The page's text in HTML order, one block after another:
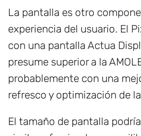
La pantalla es otro
experiencia del usuario. El
con una pantalla Actua
presume superior a la
probablemente con una
refresco y optimización de
El tamaño de pantalla